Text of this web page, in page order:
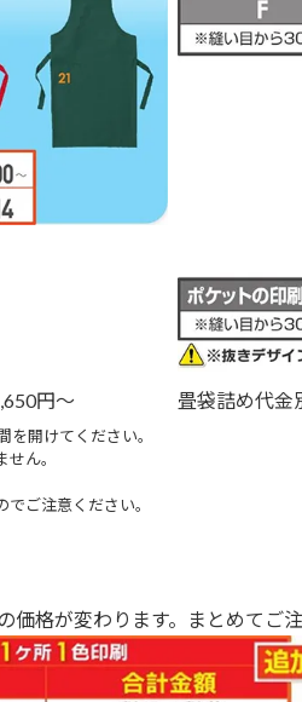
円～ 畳袋詰め代金
を開けてください。
ん。
ご注意ください。
価格が変わります。まとめてご